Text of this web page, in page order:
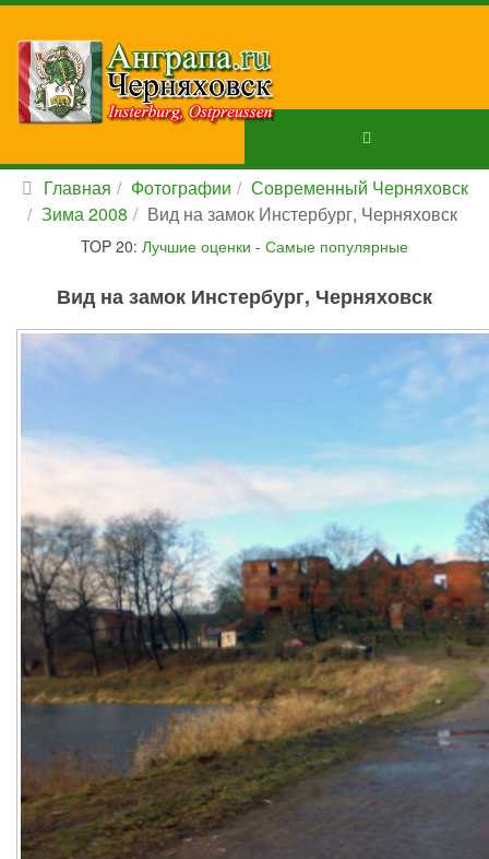
Главная Фотографии
Современный Черняховск
Зима 2008
Вид на замок Инстербург, Черняховск
TOP 20: Лучшие оценки - Самые популярные
Вид на замок Инстербург, Черняховск